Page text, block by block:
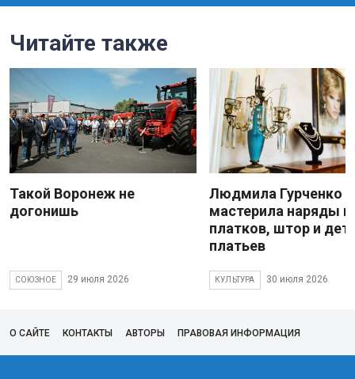
Читайте также
Такой Воронеж не
догонишь
СОЮЗНОЕ 29 июля 2026
Людмила Гурченко
мастерила наряды
платков, штор и
платьев
КУЛЬТУРА 30 июля 2026
О САЙТЕ КОНТАКТЫ АВТОРЫ ПРАВОВАЯ ИНФОРМАЦИЯ